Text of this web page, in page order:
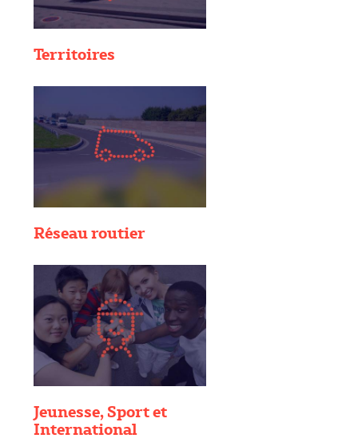
Territoires
Réseau routier
Jeunesse, Sport et
International